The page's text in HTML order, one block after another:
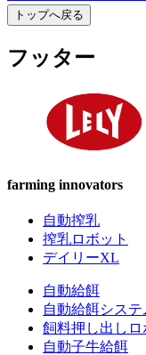
トップへ戻る
フッター
farming innovators
自動搾乳
搾乳ロボット
デイリーXL
自動給餌
自動給餌システ
飼料押し出しロ
自動子牛給餌